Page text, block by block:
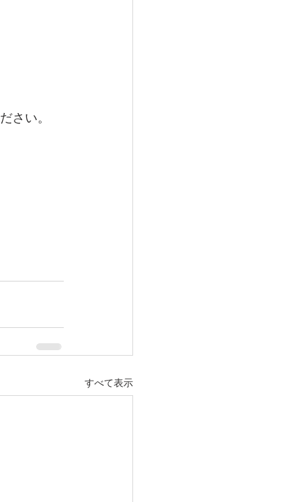
さい。
すべて表示